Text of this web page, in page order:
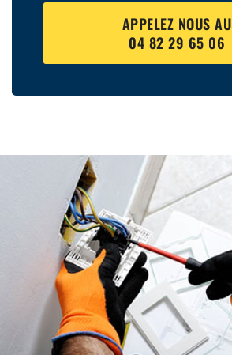
APPELEZ NOUS AU
04 82 29 65 06